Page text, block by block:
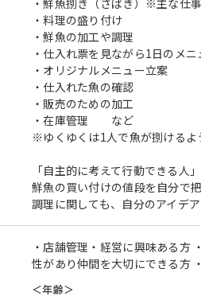
・鮮魚捌き（さばき）※主な仕
・料理の盛り付け
・鮮魚の加工や調理
・仕入れ票を見ながら1日のメ
・オリジナルメニュー立案
・仕入れた魚の確認
・販売のための加工
・在庫管理 など
※ゆくゆくは1人で魚が捌けるよ
「自主的に考えて行動できる人
鮮魚の買い付けの値段を自分で
調理に関しても、自分のアイデ
・店舗管理・経営に興味ある方
性があり仲間を大切にできる方
＜年齢＞